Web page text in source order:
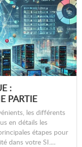
:
PARTIE
les différents
en détails les
étapes pour
dans votre SI.…